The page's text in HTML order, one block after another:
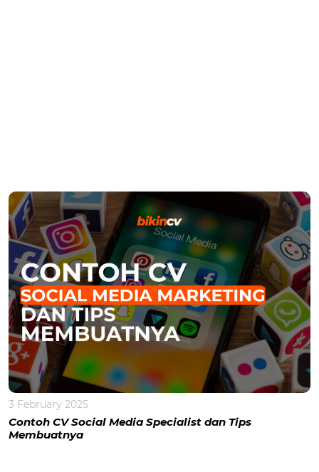
3 February 2025
Contoh CV Social Media Specialist dan Tips
Membuatnya